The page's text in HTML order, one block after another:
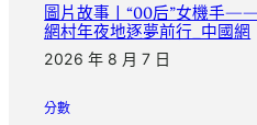
圖片故事丨“00后”女機手
網村年夜地逐夢前行_中國網
2026 年 8 月 7 日
分數